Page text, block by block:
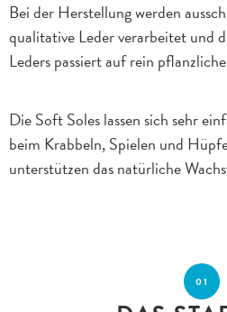
Bei der Herstellung werden
qualitative Leder verarbeitet und
Leders passiert auf rein
Die Soft Soles lassen sich sehr
beim Krabbeln, Spielen und
unterstützen das natürliche
01